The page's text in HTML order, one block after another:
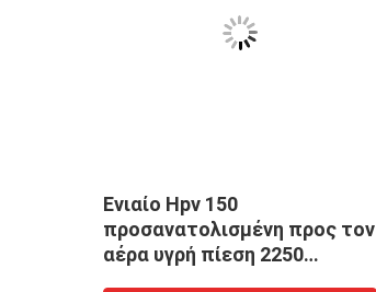
Ενιαίο Hpv 150
προσανατολισμένη προς τον
αέρα υγρή πίεση 2250